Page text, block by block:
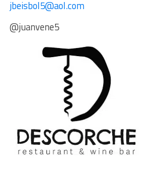
jbeisbol5@aol.com
@juanvene5